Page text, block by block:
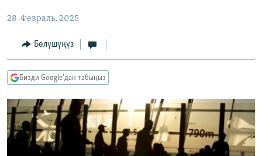
МАДАНИЯТ
ТВ ПРОГРАММАЛАР
БҮГҮН АЗАТТЫКТА
ДАНИСТЕ
ЭЖЕ-СИҢДИЛЕР
АЗАТТЫК+
ПОДКАСТ
Русский
ОНЛАЙН ШЕРИНЕ
28-Февраль, 2025
Бөлүшүңүз
Бизди Google'дан табыңыз